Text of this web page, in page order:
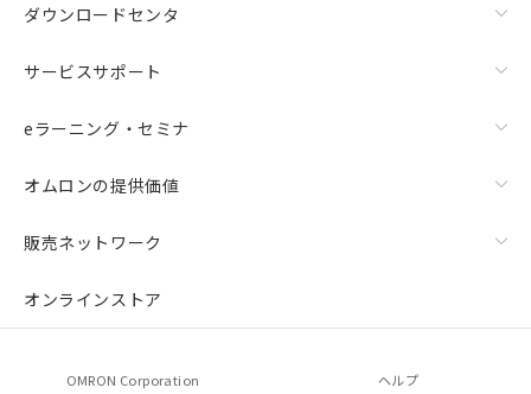
ダウンロードセンタ
サービスサポート
eラーニング・セミナ
オムロンの提供価値
販売ネットワーク
オンラインストア
OMRON Corporation ヘルプ